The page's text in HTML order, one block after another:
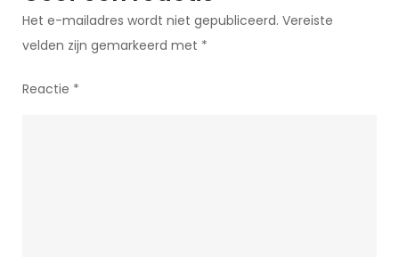
Het e-mailadres wordt niet gepubliceerd. Vereiste
velden zijn gemarkeerd met *
Reactie *